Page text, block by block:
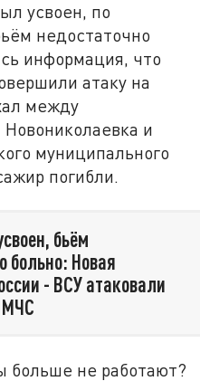
усвоен, по
недостаточно
информация, что
атаку на
между
и
муниципального
погибли.
бьём
больно: Новая
- ВСУ атаковали
МЧС
больше не работают?